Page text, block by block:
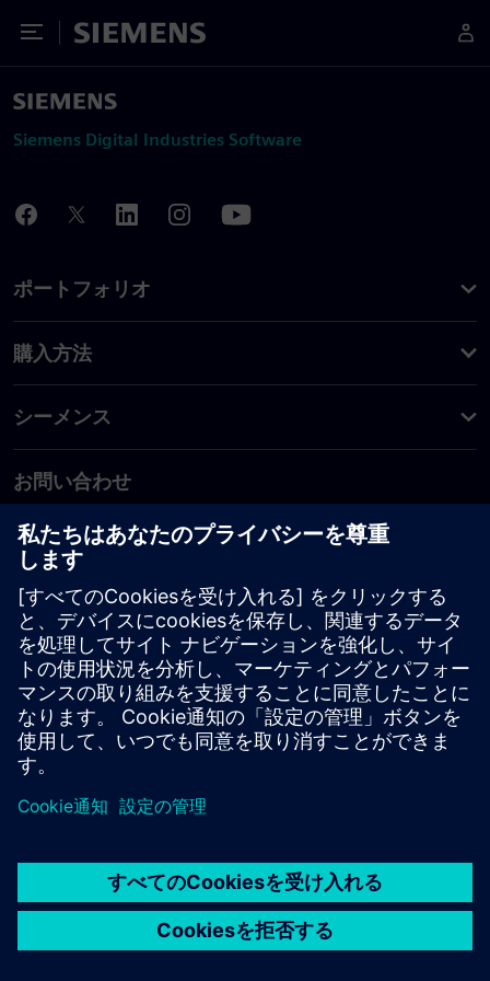
Toggle Menu
Siemens
Siemens Digital Industries Software
ポートフォリオ
購入方法
シーメンス
お問い合わせ
PLM製品のお問い合わせ
EDA製品のお問い合わせ
世界各地の事業拠点
サポート・センター
ご意見・ご要望
違法コピーの連絡先
© Siemens2026
タル・ミレニアム著作権法 (DMCA)
内部通報